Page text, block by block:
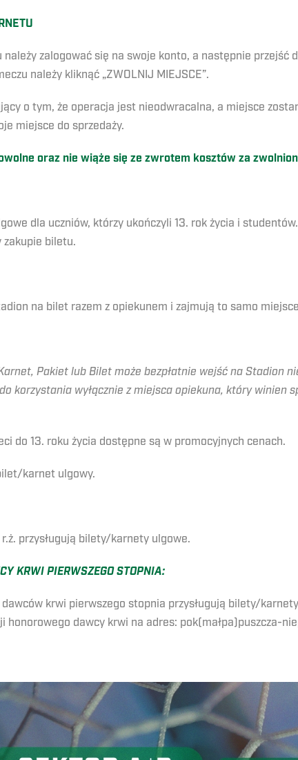
zalogować się na swoje konto, a następnie przejść
należy kliknąć „ZWOLNIJ MIEJSCE”.
o tym, że operacja jest nieodwracalna, a miejsce
miejsce do sprzedaży.
oraz nie wiąże się ze zwrotem kosztów za
dla uczniów, którzy ukończyli 13. rok życia i
biletu.
na bilet razem z opiekunem i zajmują to samo
Pakiet lub Bilet może bezpłatnie wejść na Stadion
korzystania wyłącznie z miejsca opiekuna, który winien
do 13. roku życia dostępne są w promocyjnych cenach.
karnet ulgowy.
przysługują bilety/karnety ulgowe.
KRWI PIERWSZEGO STOPNIA:
dawców krwi pierwszego stopnia przysługują bilety/
honorowego dawcy krwi na adres: pok(małpa)puszcza-